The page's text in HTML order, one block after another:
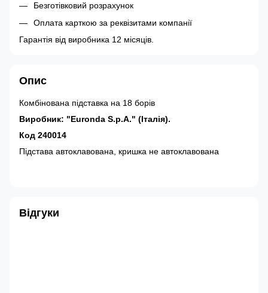
Безготівковий розрахунок
Оплата карткою за реквізитами компанії
Гарантія від виробника 12 місяців.
Опис
Комбінована підставка на 18 борів
Виробник: "Euronda S.p.A." (Італія).
Код 240014
Підстава автоклавована, кришка не автоклавована
Відгуки